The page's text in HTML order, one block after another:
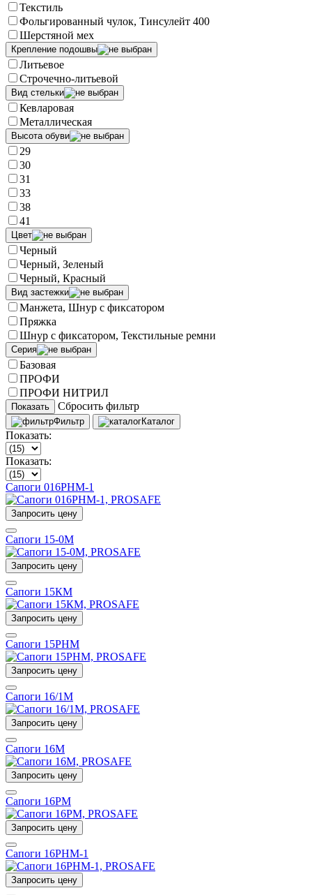
Текстиль
Фольгированный чулок, Тинсулейт 400
Шерстяной мех
Крепление подошвы
Литьевое
Строчечно-литьевой
Вид стельки
Кевларовая
Металлическая
Высота обуви
29
30
31
33
38
41
Цвет
Черный
Черный, Зеленый
Черный, Красный
Вид застежки
Манжета, Шнур с фиксатором
Пряжка
Шнур с фиксатором, Текстильные ремни
Серия
Базовая
ПРОФИ
ПРОФИ НИТРИЛ
Показать Сбросить фильтр
Фильтр Каталог
Показать:
Показать:
Сапоги 016РНМ-1
Запросить цену
Сапоги 15-0М
Запросить цену
Сапоги 15КМ
Запросить цену
Сапоги 15РНМ
Запросить цену
Сапоги 16/1М
Запросить цену
Сапоги 16М
Запросить цену
Сапоги 16РМ
Запросить цену
Сапоги 16РНМ-1
Запросить цену